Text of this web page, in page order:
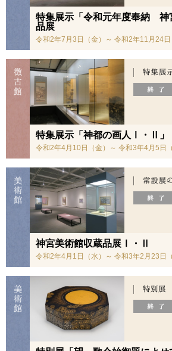
特集展示「令和元年度奉納 神
品展
令和2年7月3日（金）～ 令和2年11月24日
特集展示「神都の画人Ⅰ・Ⅱ」
令和2年4月10日（金）～ 令和3年4月5日（
神宮美術館収蔵品展Ⅰ・Ⅱ
令和2年4月1日（水）～ 令和3年2月23日（